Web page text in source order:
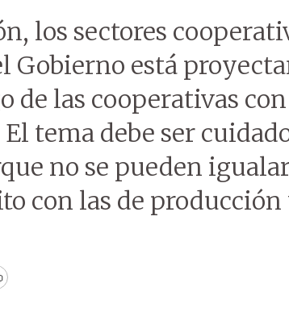
los sectores
Gobierno está
de las cooperativas
tema debe ser
no se pueden
con las de